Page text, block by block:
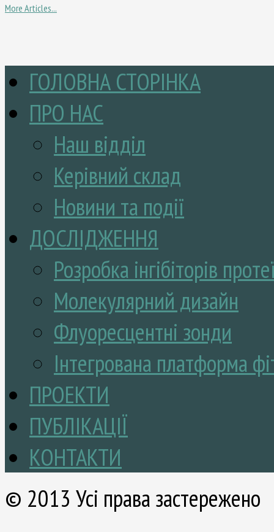
More Articles...
ГОЛОВНА СТОРІНКА
ПРО НАС
Наш відділ
Керівний склад
Новини та події
ДОСЛІДЖЕННЯ
Розробка інгібіторів
Молекулярний дизайн
Флуоресцентні зонди
Інтегрована платформа
ПРОЕКТИ
ПУБЛІКАЦІЇ
КОНТАКТИ
© 2013 Усі права застережено